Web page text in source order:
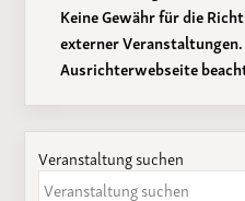
Keine Gewähr für die
externer
Ausrichterwebseite
Veranstaltung suchen